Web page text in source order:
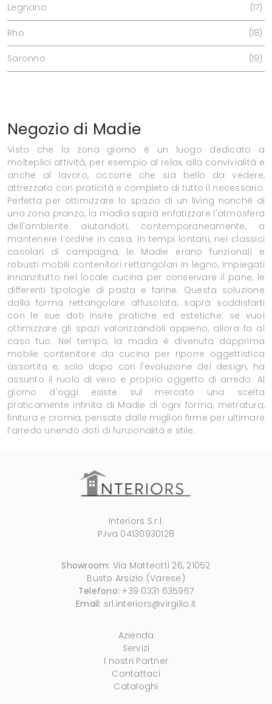
Legnano 17
Rho 18
Saronno 19
Negozio di Madie
Visto che la zona giorno è un luogo dedicato a
molteplici attività, per esempio al relax, alla convivialità e
anche al lavoro, occorre che sia bello da vedere,
attrezzato con praticità e completo di tutto il necessario.
Perfetta per ottimizzare lo spazio di un living nonché di
una zona pranzo, la madia saprà enfatizzare l'atmosfera
dell'ambiente aiutandoti, contemporaneamente, a
mantenere l’ordine in casa. In tempi lontani, nei classici
casolari di campagna, le Madie erano funzionali e
robusti mobili contenitori rettangolari in legno, impiegati
innanzitutto nel locale cucina per conservare il pane, le
differenti tipologie di pasta e farine. Questa soluzione
dalla forma rettangolare affusolata, saprà soddisfarti
con le sue doti insite pratiche ed estetiche: se vuoi
ottimizzare gli spazi valorizzandoli appieno, allora fa al
caso tuo. Nel tempo, la madia è divenuta dapprima
mobile contenitore da cucina per riporre oggettistica
assortita e, solo dopo con l'evoluzione del design, ha
assunto il ruolo di vero e proprio oggetto di arredo. Al
giorno d'oggi esiste sul mercato una scelta
praticamente infinita di Madie di ogni forma, metratura,
finitura e cromia, pensate dalle migliori firme per ultimare
l’arredo unendo doti di funzionalità e stile.
Interiors S.r.l.
P.Iva 04130930128
Showroom: Via Matteotti 26, 21052
Busto Arsizio (Varese)
Telefono: +39 0331 635967
Email: srl.interiors@virgilio.it
Azienda
Servizi
I nostri Partner
Contattaci
Cataloghi